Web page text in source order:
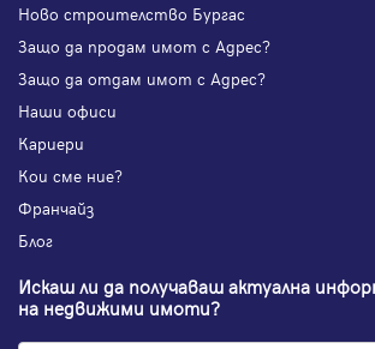
Ново строителство Бургас
Защо да продам имот с Адрес?
Защо да отдам имот с Адрес?
Наши офиси
Кариери
Кои сме ние?
Франчайз
Блог
Искаш ли да получаваш актуална
на недвижими имоти?